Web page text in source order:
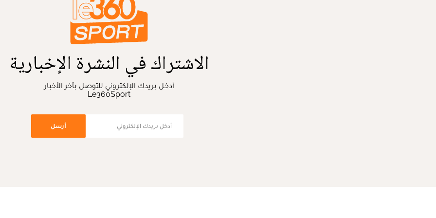
الاشتراك في النشرة الإخبارية
أدخل بريدك الإلكتروني للتوصل بآخر الأخبار
Le360Sport
أرسل